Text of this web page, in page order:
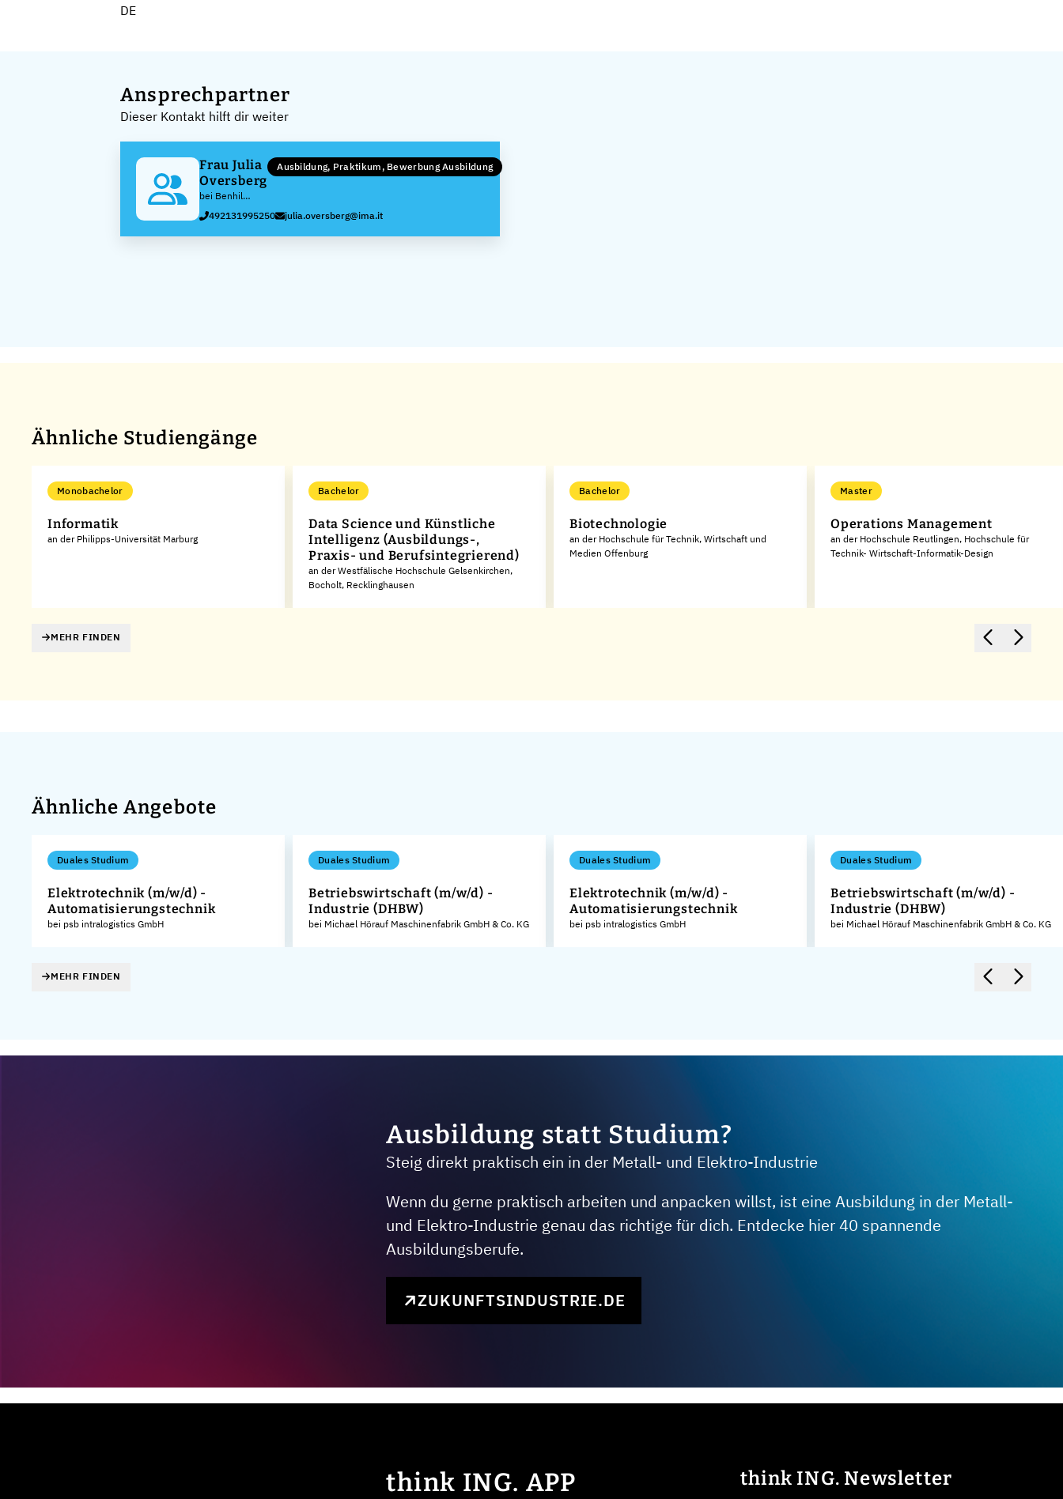
DE
Ansprechpartner
Dieser Kontakt hilft dir weiter
Frau Julia
Oversberg
bei Benhil
GmbH
Ausbildung, Praktikum, Bewerbung Ausbildung
492131995250 julia.oversberg@ima.it
Ähnliche Studiengänge
Monobachelor
Informatik
an der Philipps-Universität Marburg
Bachelor
Data Science und Künstliche
Intelligenz (Ausbildungs-,
Praxis- und Berufsintegrierend)
an der Westfälische Hochschule Gelsenkirchen,
Bocholt, Recklinghausen
Bachelor
Biotechnologie
an der Hochschule für Technik, Wirtschaft und
Medien Offenburg
Master
Operations Management
an der Hochschule Reutlingen, Hochschule für
Technik- Wirtschaft-Informatik-Design
MEHR FINDEN
Ähnliche Angebote
Duales Studium
Elektrotechnik (m/w/d) -
Automatisierungstechnik
bei psb intralogistics GmbH
Duales Studium
Betriebswirtschaft (m/w/d) -
Industrie (DHBW)
bei Michael Hörauf Maschinenfabrik GmbH & Co. KG
Duales Studium
Elektrotechnik (m/w/d) -
Automatisierungstechnik
bei psb intralogistics GmbH
Duales Studium
Betriebswirtschaft (m/w/d) -
Industrie (DHBW)
bei Michael Hörauf Maschinenfabrik GmbH & Co. KG
MEHR FINDEN
Ausbildung statt Studium?
Steig direkt praktisch ein in der Metall- und Elektro-Industrie
Wenn du gerne praktisch arbeiten und anpacken willst, ist eine Ausbildung in der Metall-
und Elektro-Industrie genau das richtige für dich. Entdecke hier 40 spannende
Ausbildungsberufe.
ZUKUNFTSINDUSTRIE.DE
think ING. APP think ING. Newsletter